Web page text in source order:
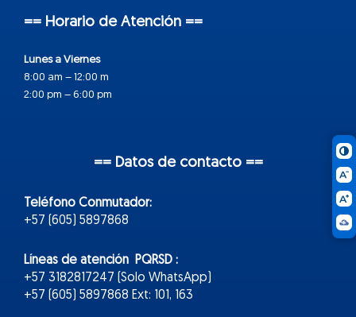
== Horario de Atención ==
Lunes a Viernes
8:00 am – 12:00 m
2:00 pm – 6:00 pm
== Datos de contacto ==
Teléfono Conmutador:
+57 (605) 5897868
Líneas de atención PQRSD :
+57 3182817247 (Solo WhatsApp)
+57 (605) 5897868 Ext: 101, 163